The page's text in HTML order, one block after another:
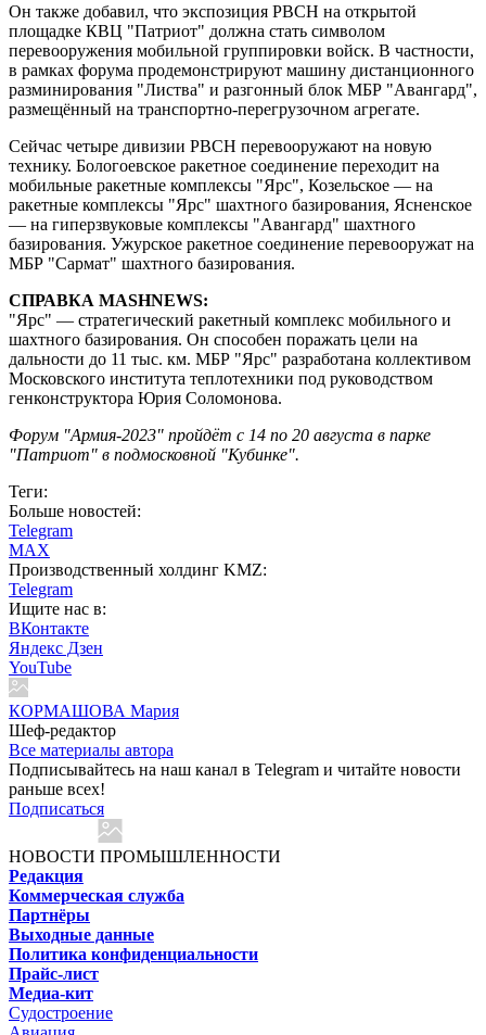
Он также добавил, что экспозиция РВСН на открытой
площадке КВЦ "Патриот" должна стать символом
перевооружения мобильной группировки войск. В частности,
в рамках форума продемонстрируют машину дистанционного
разминирования "Листва" и разгонный блок МБР "Авангард",
размещённый на транспортно-перегрузочном агрегате.
Сейчас четыре дивизии РВСН перевооружают на новую
технику. Бологоевское ракетное соединение переходит на
мобильные ракетные комплексы "Ярс", Козельское — на
ракетные комплексы "Ярс" шахтного базирования, Ясненское
— на гиперзвуковые комплексы "Авангард" шахтного
базирования. Ужурское ракетное соединение перевооружат на
МБР "Сармат" шахтного базирования.
СПРАВКА MASHNEWS:
"Ярс" — стратегический ракетный комплекс мобильного и
шахтного базирования. Он способен поражать цели на
дальности до 11 тыс. км. МБР "Ярс" разработана коллективом
Московского института теплотехники под руководством
генконструктора Юрия Соломонова.
Форум "Армия-2023" пройдёт с 14 по 20 августа в парке
"Патриот" в подмосковной "Кубинке".
Теги:
Больше новостей:
Telegram
MAX
Производственный холдинг KMZ:
Telegram
Ищите нас в:
ВКонтакте
Яндекс Дзен
YouTube
КОРМАШОВА Мария
Шеф-редактор
Все материалы автора
Подписывайтесь на наш канал в Telegram и читайте новости
раньше всех!
Подписаться
НОВОСТИ ПРОМЫШЛЕННОСТИ
Редакция
Коммерческая служба
Партнёры
Выходные данные
Политика конфиденциальности
Прайс-лист
Медиа-кит
Судостроение